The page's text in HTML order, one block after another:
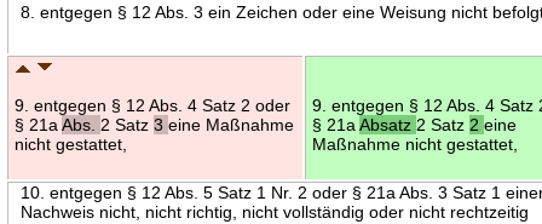
8. entgegen § 12 Abs. 3 ein Zeichen oder eine Weisung nicht
9. entgegen § 12 Abs. 4 Satz 2 oder
§ 21aAbs. 2 Satz3eine Maßnahme
nicht gestattet,
9. entgegen § 12 Abs. 4 Satz
§ 21aAbsatz 2 Satz 2eine
Maßnahme nicht gestattet,
10. entgegen § 12 Abs. 5 Satz 1 Nr. 2 oder § 21a Abs. 3 Satz 1
Nachweis nicht, nicht richtig, nicht vollständig oder nicht rechtzeitig